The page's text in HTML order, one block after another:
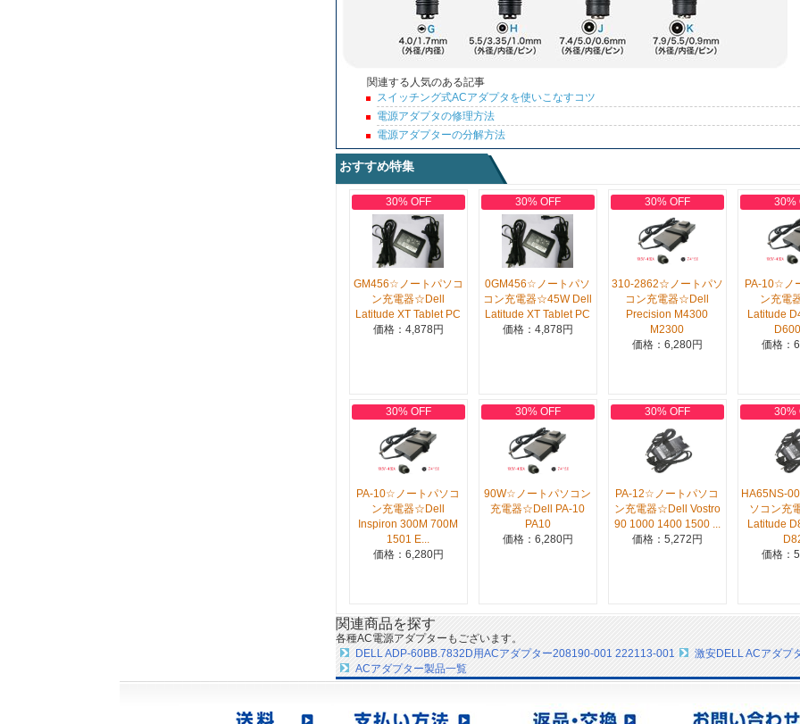
関連する人気のある記事
スイッチング式ACアダプタを使いこなすコツ
電源アダプタの修理方法
電源アダプターの分解方法
おすすめ特集
30% OFF
GM456☆ノートパソコ
ン充電器☆Dell
Latitude XT Tablet PC
価格：4,878円
30% OFF
0GM456☆ノートパソ
コン充電器☆45W Dell
Latitude XT Tablet PC
価格：4,878円
30% OFF
310-2862☆ノートパソ
コン充電器☆Dell
Precision M4300
M2300
価格：6,280円
30%
PA-10☆ノ
ン充電
Latitude
価格：
30% OFF
PA-10☆ノートパソコ
ン充電器☆Dell
Inspiron 300M 700M
1501 E...
価格：6,280円
30% OFF
90W☆ノートパソコン
充電器☆Dell PA-10
PA10
価格：6,280円
30% OFF
PA-12☆ノートパソコ
ン充電器☆Dell Vostro
90 1000 1400 1500 ...
価格：5,272円
30%
HA65NS-
ソコン充
Latitude
価格：
関連商品を探す
各種AC電源アダプターもございます。
DELL ADP-60BB.7832D用ACアダプター208190-001 222113-001
激安DELL ACアダプ
ACアダプター製品一覧